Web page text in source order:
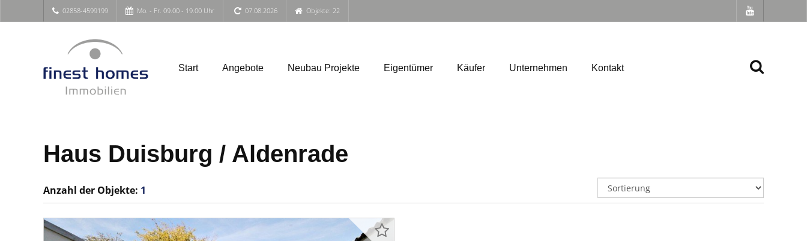
02858-4599199 Mo. - Fr. 09.00 - 19.00 Uhr 07.08.2026 Objekte: 22
Start Angebote Neubau Projekte Eigentümer Käufer Unternehmen Kontakt
Haus Duisburg / Aldenrade
Anzahl der Objekte: 1